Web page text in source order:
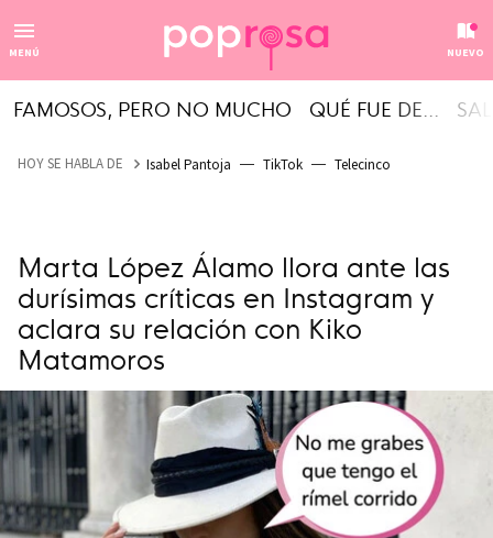
MENÚ NUEVO
FAMOSOS, PERO NO MUCHO QUÉ FUE DE...
HOY SE HABLA DE Isabel Pantoja TikTok Telecinco
Marta López Álamo llora ante las
durísimas críticas en Instagram y
aclara su relación con Kiko
Matamoros